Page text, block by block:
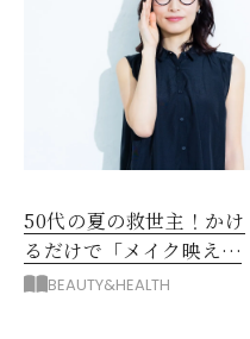
50代の夏の救世主！かけ
るだけで「メイク映え」
する眼鏡
BEAUTY&HEALTH